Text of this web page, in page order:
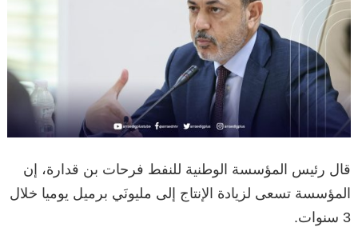
قال رئيس المؤسسة الوطنية للنفط فرحات بن قدارة، إن
المؤسسة تسعى لزيادة الإنتاج إلى مليونَي برميل يوميا خلال
3 سنوات.